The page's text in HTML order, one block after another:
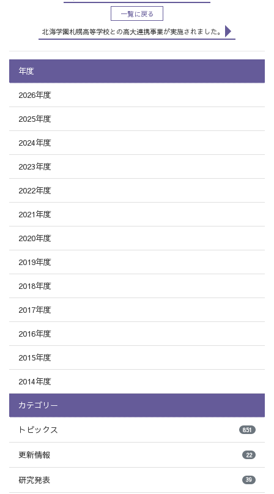
一覧に戻る
北海学園札幌高等学校との高大連携事業が実施されました。
年度
2026年度
2025年度
2024年度
2023年度
2022年度
2021年度
2020年度
2019年度
2018年度
2017年度
2016年度
2015年度
2014年度
カテゴリー
トピックス 851
更新情報 22
研究発表 39